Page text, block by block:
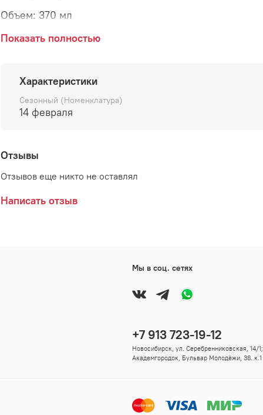
Объем: 370 мл
Материал: керамика
Производитель: GreenGate
Показать полностью
Характеристики
Сезонный (Номенклатура)
14 февраля
Отзывы
Отзывов еще никто не оставлял
Написать отзыв
Мы в соц. сетях
+7 913 723-19-12
Новосибирск, ул. Серебренниковская, 14/1;
Академгородок, Бульвар Молодёжи, 38. к.1